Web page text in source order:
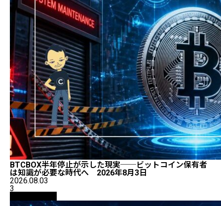
BTCBOX半年停止が示した現実──ビットコイン保有者
は知識が必要な時代へ 2026年8月3日
2026.08.03
3